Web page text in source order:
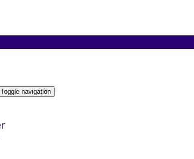
Toggle navigation